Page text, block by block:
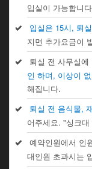
입실이 가능합니
입실은 15시, 퇴
지면 추가요금이
퇴실 전 사무실
인 하며, 이상이
해집니다.
퇴실 전 음식물,
어주세요. "싱크
예약인원에서 인
대인원 초과시는